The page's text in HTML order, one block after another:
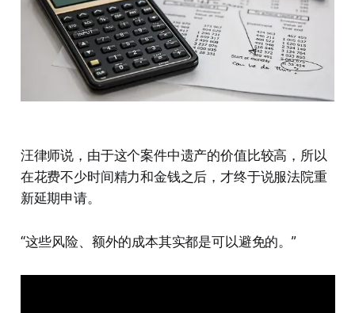
汪律师说，由于这个案件中遗产的价值比较高，所以
在花费不少时间精力和金钱之后，才终于说服法院重
新延期申请。
“这些风险、额外的成本其实都是可以避免的。”